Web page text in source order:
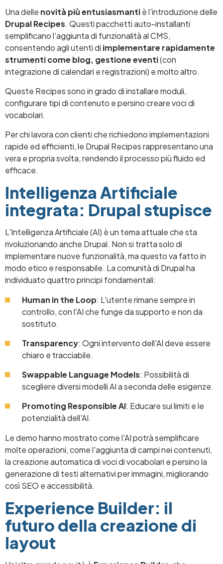
Una delle novità più entusiasmantiè l'introduzione delle
Drupal Recipes. Questi pacchetti auto-installanti
semplificano l'aggiunta di funzionalità al CMS,
consentendo agli utenti di implementare rapidamente
strumenti come blog, gestione eventi(con
integrazione di calendari e registrazioni) e molto altro.
Queste Recipes sono in grado di installare moduli,
configurare tipi di contenuto e persino creare voci di
vocabolari.
Per chi lavora con clienti che richiedono implementazioni
rapide ed efficienti, le Drupal Recipes rappresentano una
vera e propria svolta, rendendo il processo più fluido ed
efficace.
Intelligenza Artificiale
integrata: Drupal stupisce
L'Intelligenza Artificiale (AI) è un tema attuale che sta
rivoluzionando anche Drupal. Non si tratta solo di
implementare nuove funzionalità, ma questo va fatto in
modo etico e responsabile. La comunità di Drupal ha
individuato quattro principi fondamentali:
Human in the Loop: L'utente rimane sempre in
controllo, con l'AI che funge da supporto e non da
sostituto.
Transparency: Ogni intervento dell'AI deve essere
chiaro e tracciabile.
Swappable Language Models: Possibilità di
scegliere diversi modelli AI a seconda delle esigenze.
Promoting Responsible AI: Educare sui limiti e le
potenzialità dell'AI.
Le demo hanno mostrato come l'AI potrà semplificare
molte operazioni, come l'aggiunta di campi nei contenuti,
la creazione automatica di voci di vocabolari e persino la
generazione di testi alternativi per immagini, migliorando
così SEO e accessibilità.
Experience Builder: il
futuro della creazione di
layout